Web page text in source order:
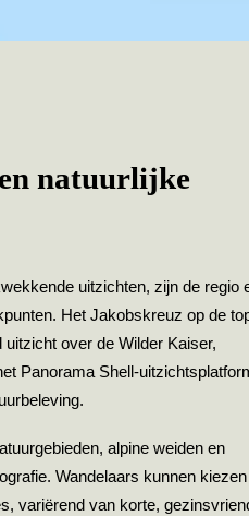
natuurlijke
uitzichten, zijn de regio
Het Jakobskreuz op de
over de Wilder Kaiser,
Panorama Shell-
alpine weiden en
Wandelaars kunnen
variërend van korte,